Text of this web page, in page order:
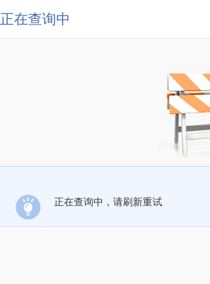
正在查询中
正在查询中，请刷新重试